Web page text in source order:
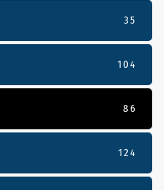
35
104
86
124